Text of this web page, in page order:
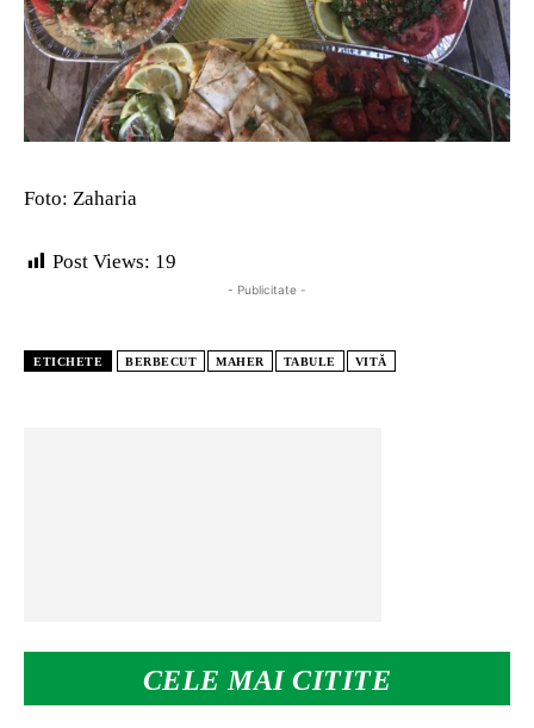
CELE MAI CITITE
Foto: Zaharia
Post Views: 19
- Publicitate -
ETICHETE BERBECUT MAHER TABULE VITĂ